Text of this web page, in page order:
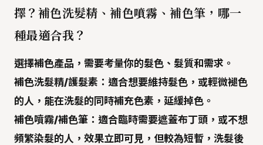
擇？補色洗髮精、補色噴霧、補色筆，哪一
種最適合我？
選擇補色產品，需要考量你的髮色、髮質和需求。
補色洗髮精/護髮素 ：適合想要維持髮色，或輕微褪色
的人，能在洗髮的同時補充色素，延緩掉色。
補色噴霧/補色筆 ：適合臨時需要遮蓋布丁頭，或不想
頻繁染髮的人，效果立即可見，但較為短暫，洗髮後